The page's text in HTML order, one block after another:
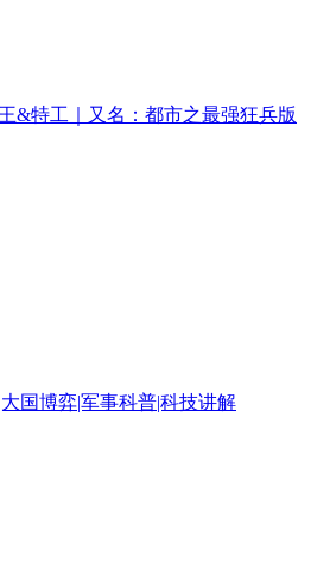
&特工｜又名：都市之最强狂兵版
国博弈|军事科普|科技讲解